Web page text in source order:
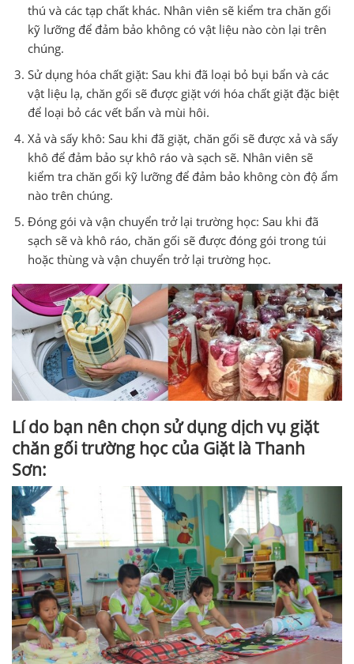
thú và các tạp chất khác. Nhân viên sẽ kiểm tra chăn gối
kỹ lưỡng để đảm bảo không có vật liệu nào còn lại trên
chúng.
Sử dụng hóa chất giặt: Sau khi đã loại bỏ bụi bẩn và các
vật liệu lạ, chăn gối sẽ được giặt với hóa chất giặt đặc biệt
để loại bỏ các vết bẩn và mùi hôi.
Xả và sấy khô: Sau khi đã giặt, chăn gối sẽ được xả và sấy
khô để đảm bảo sự khô ráo và sạch sẽ. Nhân viên sẽ
kiểm tra chăn gối kỹ lưỡng để đảm bảo không còn độ ẩm
nào trên chúng.
Đóng gói và vận chuyển trở lại trường học: Sau khi đã
sạch sẽ và khô ráo, chăn gối sẽ được đóng gói trong túi
hoặc thùng và vận chuyển trở lại trường học.
Lí do bạn nên chọn sử dụng dịch vụ giặt
chăn gối trường học của Giặt là Thanh
Sơn: